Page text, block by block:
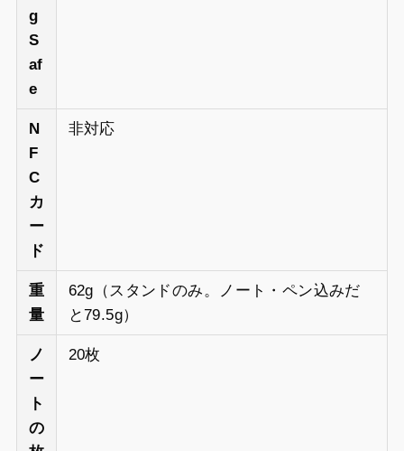
g
S
af
e
N
F
C
カ
ー
ド
非対応
重
量
62g（スタンドのみ。ノート・ペン込みだ
と79.5g）
ノ
ー
ト
の
20枚